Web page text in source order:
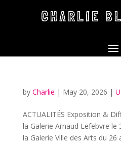
CHARLIE
by Charlie | May 20, 2026 |
ACTUALITÉS Exposition &
la Galerie Arnaud Lefebvre le
la Galerie Ville des Arts du 26